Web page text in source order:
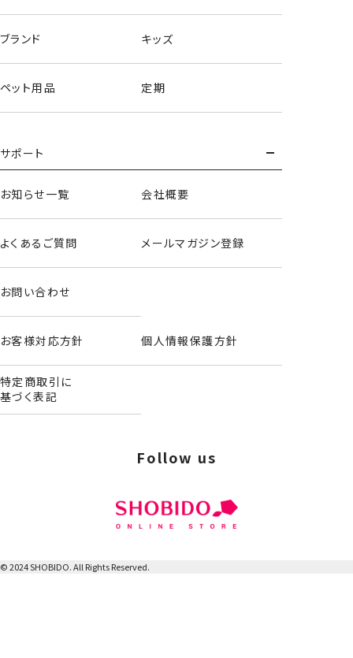
ハンドクリーム＜全10種セット＞
レトロ缶マルチバーム＜単品＞
ブランド キッズ
ペット用品 定期
サポート
お知らせ一覧 会社概要
よくあるご質問 メールマガジン登録
お問い合わせ
お客様対応方針 個人情報保護方針
特定商取引に
基づく表記
© 2024 SHOBIDO. All Rights Reserved.
Follow us